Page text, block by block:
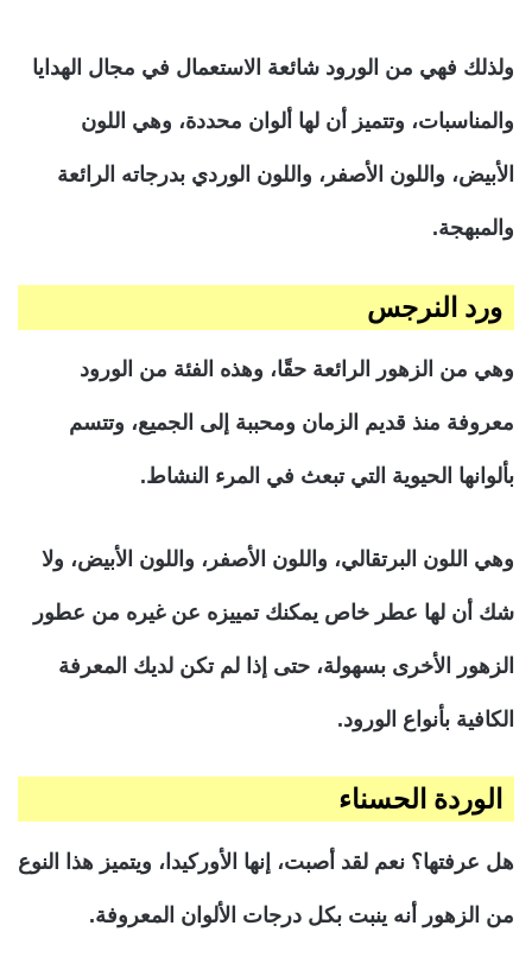
ولذلك فهي من الورود شائعة الاستعمال في مجال الهدايا
والمناسبات، وتتميز أن لها ألوان محددة، وهي اللون
الأبيض، واللون الأصفر، واللون الوردي بدرجاته الرائعة
والمبهجة.
ورد النرجس
وهي من الزهور الرائعة حقًا، وهذه الفئة من الورود
معروفة منذ قديم الزمان ومحببة إلى الجميع، وتتسم
بألوانها الحيوية التي تبعث في المرء النشاط.
وهي اللون البرتقالي، واللون الأصفر، واللون الأبيض، ولا
شك أن لها عطر خاص يمكنك تمييزه عن غيره من عطور
الزهور الأخرى بسهولة، حتى إذا لم تكن لديك المعرفة
الكافية بأنواع الورود.
الوردة الحسناء
هل عرفتها؟ نعم لقد أصبت، إنها الأوركيدا، ويتميز هذا النوع
من الزهور أنه ينبت بكل درجات الألوان المعروفة.